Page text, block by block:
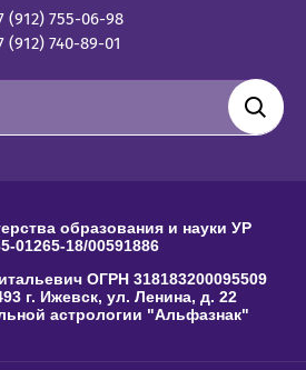
(912) 755-06-98
(912) 740-89-01
образования и науки УР
01265-18/00591886
ОГРН 318183200095509
г. Ижевск, ул. Ленина, д. 22
астрологии "Альфазнак"